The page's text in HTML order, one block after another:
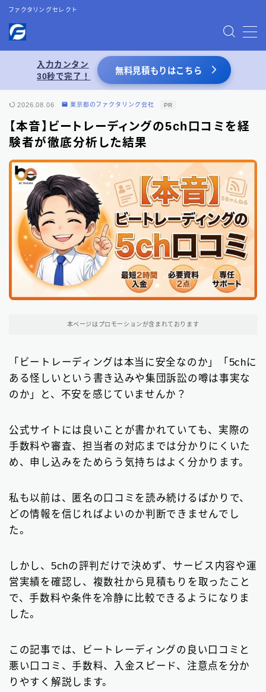
ファクタリングセレクト
MENU
お問い合わせ
特定商取引法表記
運営者情報
あわせて読みたい
【2026年8月最新】ファクタリング業者一覧
（66選）
関東地方のファクタリング会社 199
東京都のファクタリング会社 193
近畿地方のファクタリング会社 13
福岡県のファクタリング会社 9
北海道・東北地方のファクタリング会社 7
四国地方のファクタリング会社 1
ファクタリング基礎知識 66
▼無料の見積もりがオススメ
入力カンタン
30秒で完了！
無料見積もりはこちら
2026.08.06 東京都のファクタリング会社 PR
【本音】ビートレーディングの5ch口コミを経
験者が徹底分析した結果
本ページはプロモーションが含まれております
「ビートレーディングは本当に安全なのか」「5chに
ある怪しいという書き込みや集団訴訟の噂は事実な
のか」と、不安を感じていませんか？
公式サイトには良いことが書かれていても、実際の
手数料や審査、担当者の対応までは分かりにくいた
め、申し込みをためらう気持ちはよく分かります。
私も以前は、匿名の口コミを読み続けるばかりで、
どの情報を信じればよいのか判断できませんでし
た。
しかし、5chの評判だけで決めず、サービス内容や運
営実績を確認し、複数社から見積もりを取ったこと
で、手数料や条件を冷静に比較できるようになりま
した。
この記事では、ビートレーディングの良い口コミと
悪い口コミ、手数料、入金スピード、注意点を分か
りやすく解説します。